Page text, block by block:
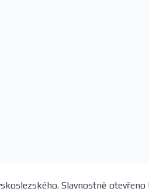
Slavnostně otevřeno